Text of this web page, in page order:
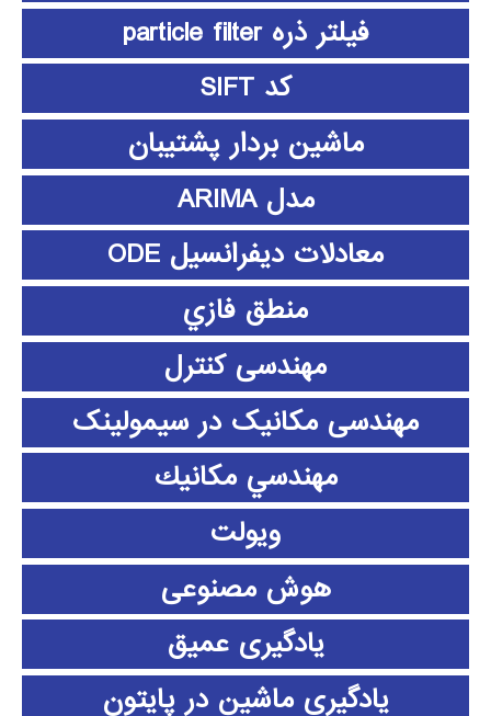
فیلتر ذره particle filter
کد SIFT
ماشین بردار پشتیبان
مدل ARIMA
معادلات دیفرانسیل ODE
منطق فازي
مهندسی کنترل
مهندسی مکانیک در سیمولینک
مهندسي مكانيك
ویولت
هوش مصنوعی
یادگیری عمیق
یادگیری ماشین در پایتون